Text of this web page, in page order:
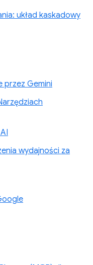
układ kaskadowy
przez Gemini
wydajności za